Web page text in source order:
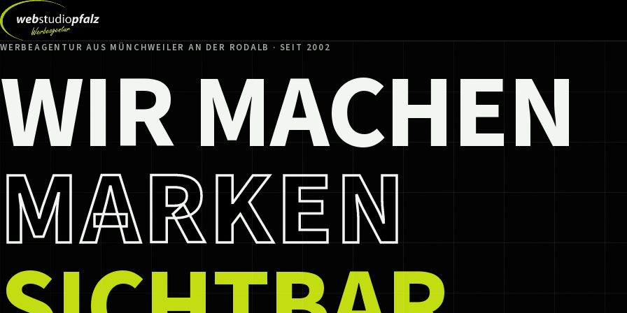
WERBEAGENTUR AUS MÜNCHWEILER AN DER RODALB · SEIT 2002
WIR MACHEN
MARKEN